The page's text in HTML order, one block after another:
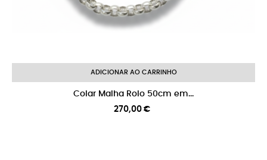
ADICIONAR AO CARRINHO
Colar Malha Rolo 50cm em...
Preço
270,00 €